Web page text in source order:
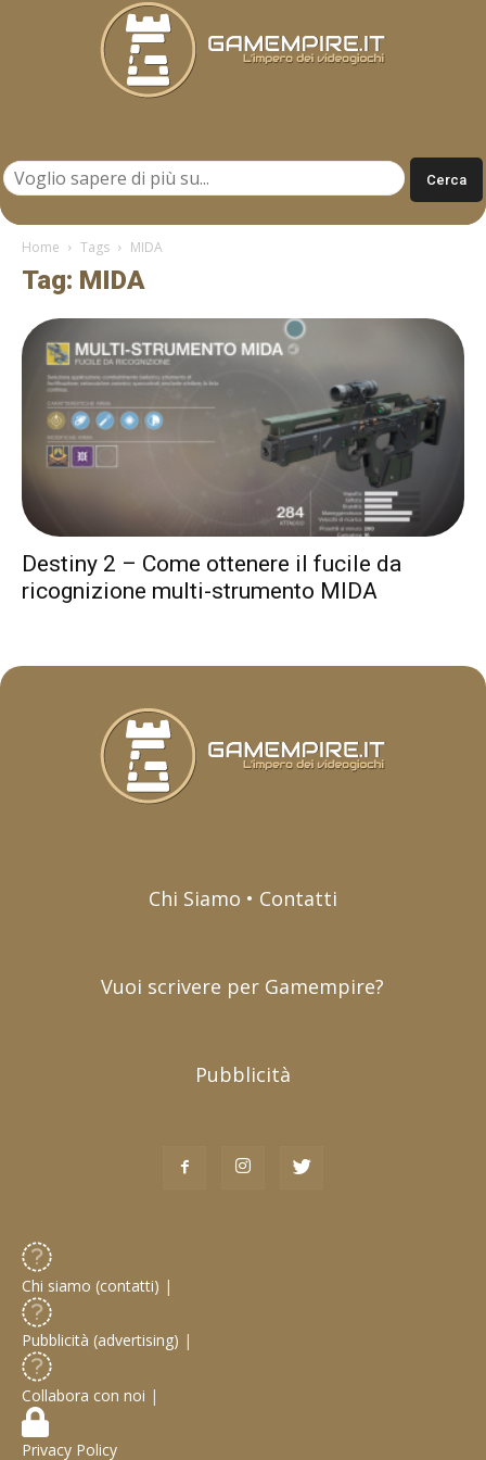
Home Tags MIDA
Tag: MIDA
Destiny 2 – Come ottenere il fucile da
ricognizione multi-strumento MIDA
Chi Siamo • Contatti
Vuoi scrivere per Gamempire?
Pubblicità
Chi siamo (contatti) |
Pubblicità (advertising) |
Collabora con noi |
Privacy Policy